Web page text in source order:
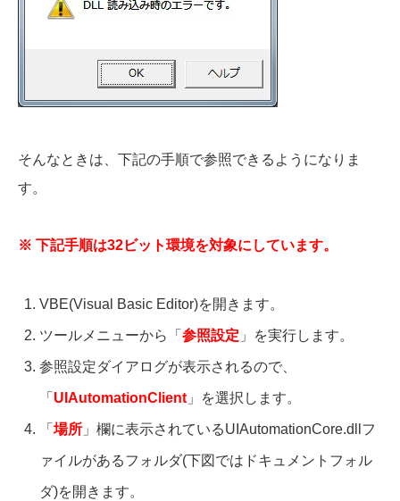
そんなときは、下記の手順で参照できるようになりま
す。
※ 下記手順は32ビット環境を対象にしています。
VBE(Visual Basic Editor)を開きます。
ツールメニューから「 参照設定 」を実行します。
参照設定ダイアログが表示されるので、
「 UIAutomationClient」を選択します。
「 場所 」欄に表示されているUIAutomationCore.dllフ
ァイルがあるフォルダ(下図ではドキュメントフォル
ダ)を開きます。